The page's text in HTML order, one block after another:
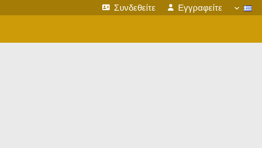
Συνδεθείτε Εγγραφείτε